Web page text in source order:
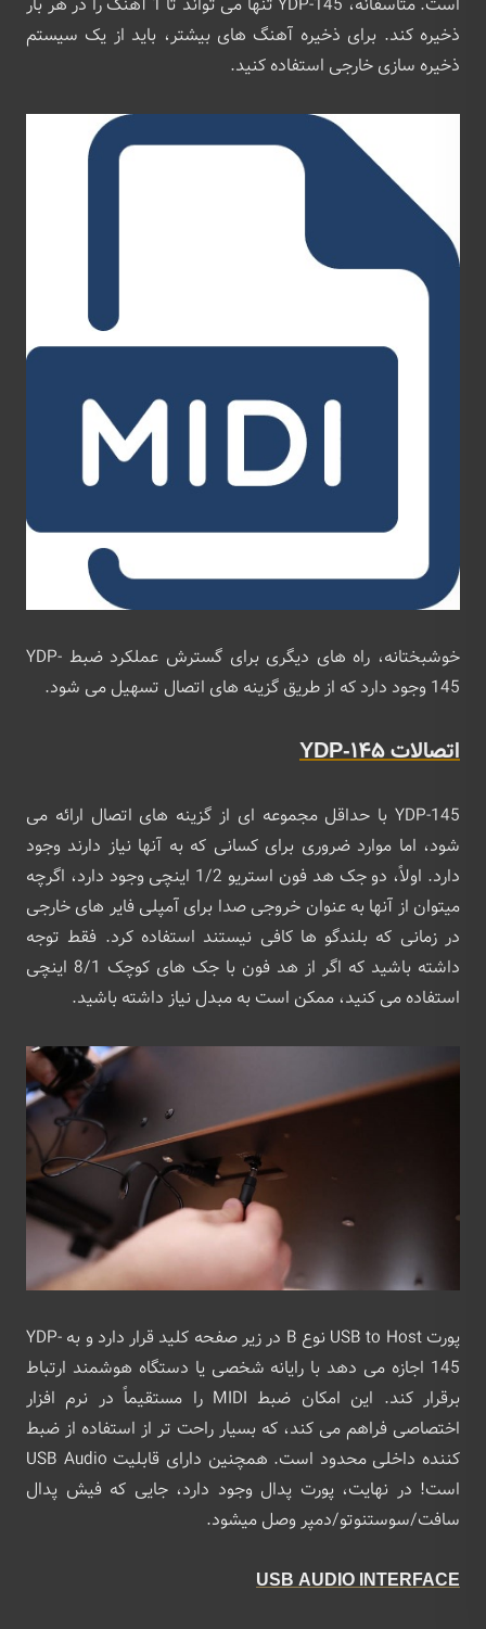
ذخیره کند. برای ذخیره آهنگ های بیشتر، باید از یک سیستم
ذخیره سازی خارجی استفاده کنید.
خوشبختانه، راه ‌های دیگری برای گسترش عملکرد ضبط YDP-
145 وجود دارد که از طریق گزینه‌ های اتصال تسهیل می ‌شود.
اتصالات YDP-145
YDP-145 با حداقل مجموعه ای از گزینه های اتصال ارائه می
شود، اما موارد ضروری برای کسانی که به آنها نیاز دارند وجود
دارد. اولاً، دو جک هد فون استریو 1/2 اینچی وجود دارد، اگرچه
میتوان از آنها به عنوان خروجی صدا برای آمپلی فایر های خارجی
در زمانی که بلندگو ها کافی نیستند استفاده کرد. فقط توجه
داشته باشید که اگر از هد فون با جک های کوچک 8/1 اینچی
استفاده می کنید، ممکن است به مبدل نیاز داشته باشید.
پورت USB to Host نوع B در زیر صفحه کلید قرار دارد و به YDP-
145 اجازه می دهد با رایانه شخصی یا دستگاه هوشمند ارتباط
برقرار کند. این امکان ضبط MIDI را مستقیماً در نرم افزار
اختصاصی فراهم می کند، که بسیار راحت تر از استفاده از ضبط
کننده داخلی محدود است. همچنین دارای قابلیت USB Audio
است! در نهایت، پورت پدال وجود دارد، جایی که فیش پدال
سافت/سوستنوتو/دمپر وصل میشود.
USB AUDIO INTERFACE